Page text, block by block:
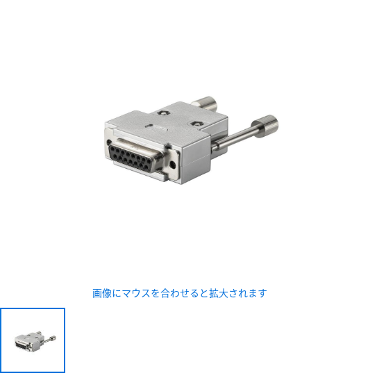
画像にマウスを合わせると拡大されます